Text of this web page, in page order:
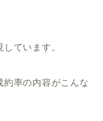
ています。
約率の内容がこんな